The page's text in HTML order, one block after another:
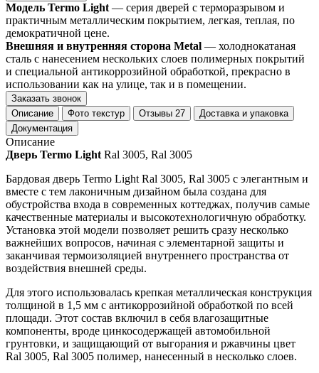
Модель Termo Light — серия дверей с терморазрывом и
практичным металлическим покрытием, легкая, теплая, по
демократичной цене.
Внешняя и внутренняя сторона Metal — холоднокатаная
сталь с нанесением нескольких слоев полимерных покрытий
и специальной антикоррозийной обработкой, прекрасно в
использовании как на улице, так и в помещении.
Заказать звонок
Описание
Фото текстур Отзывы 27
Доставка и упаковка
Документация
Описание
Дверь Termo Light Ral 3005, Ral 3005
Бардовая дверь Termo Light Ral 3005, Ral 3005 с элегантным и
вместе с тем лаконичным дизайном была создана для
обустройства входа в современных коттеджах, получив самые
качественные материалы и высокотехнологичную обработку.
Установка этой модели позволяет решить сразу несколько
важнейших вопросов, начиная с элементарной защиты и
заканчивая термоизоляцией внутреннего пространства от
воздействия внешней среды.
Для этого использовалась крепкая металлическая конструкция
толщиной в 1,5 мм с антикоррозийной обработкой по всей
площади. Этот состав включил в себя влагозащитные
компоненты, вроде цинкосодержащей автомобильной
грунтовки, и защищающий от выгорания и ржавчины цвет
Ral 3005, Ral 3005 полимер, нанесенный в несколько слоев.